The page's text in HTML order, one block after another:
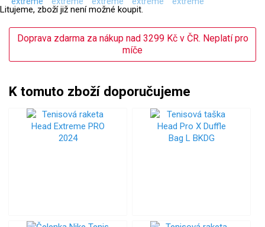
Litujeme, zboží již není možné koupit.
Doprava zdarma za nákup nad 3299 Kč v ČR. Neplatí pro
míče
K tomuto zboží doporučujeme